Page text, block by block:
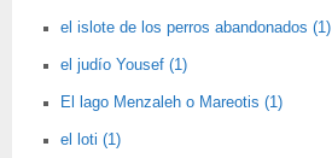
el islote de los perros abandonados (1)
el judío Yousef (1)
El lago Menzaleh o Mareotis (1)
el loti (1)